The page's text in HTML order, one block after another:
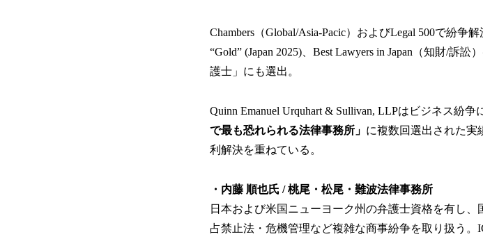
Chambers（Global/Asia-Pacic）およびLegal 500で紛争
“Gold” (Japan 2025)、Best Lawyers in Japan（知財/訴
護士」にも選出。
Quinn Emanuel Urquhart & Sullivan, LLPはビジネス紛
で最も恐れられる法律事務所」 に複数回選出された実
利解決を重ねている。
・内藤 順也氏 / 桃尾・松尾・難波法律事務所
日本および米国ニューヨーク州の弁護士資格を有し
占禁止法・危機管理など複雑な商事紛争を取り扱う